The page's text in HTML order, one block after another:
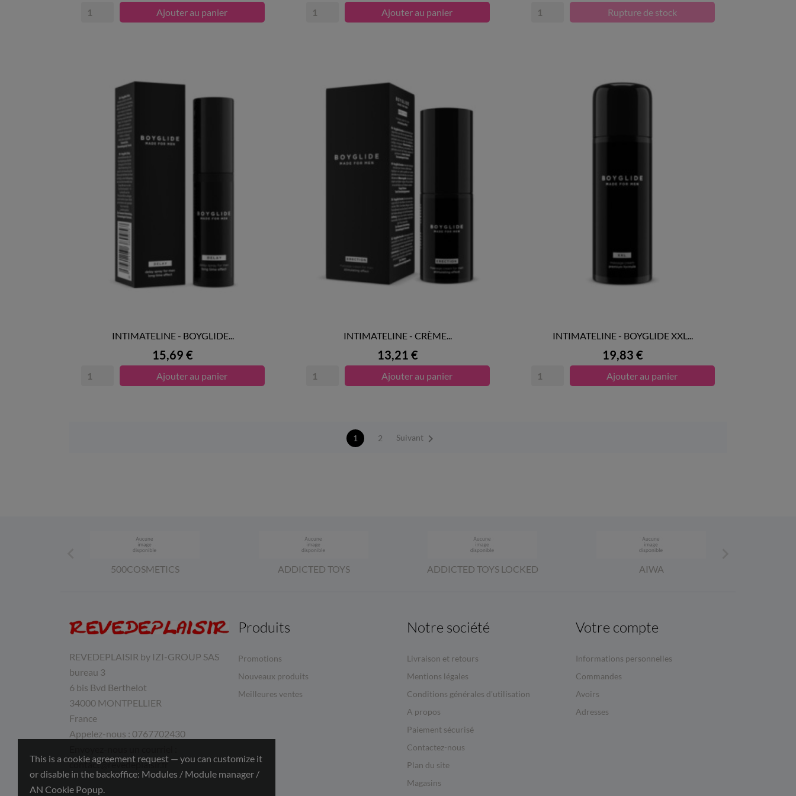
This is a cookie agreement request — you can customize it
or disable in the backoffice: Modules / Module manager /
AN Cookie Popup.
Ajouter au panier Ajouter au panier Rupture de stock
APERÇU RAPIDE
INTIMATELINE - BOYGLIDE...
Prix
15,69 €
Ajouter au panier
APERÇU RAPIDE
INTIMATELINE - CRÈME...
Prix
13,21 €
Ajouter au panier
APERÇU RAPIDE
INTIMATELINE - BOYGLIDE XXL...
Prix
19,83 €
Ajouter au panier
1 2 Suivant 
500COSMETICS ADDICTED TOYS ADDICTED TOYS LOCKED AIWA
REVEDEPLAISIR by IZI-GROUP SAS
bureau 3
6 bis Bvd Berthelot
34000 MONTPELLIER
France
Appelez-nous : 0767702430
contact@revedeplaisir.fr
Produits
Promotions
Nouveaux produits
Meilleures ventes
Notre société
Livraison et retours
Mentions légales
Conditions générales d'utilisation
A propos
Paiement sécurisé
Contactez-nous
Plan du site
Magasins
Votre compte
Informations personnelles
Commandes
Avoirs
Adresses